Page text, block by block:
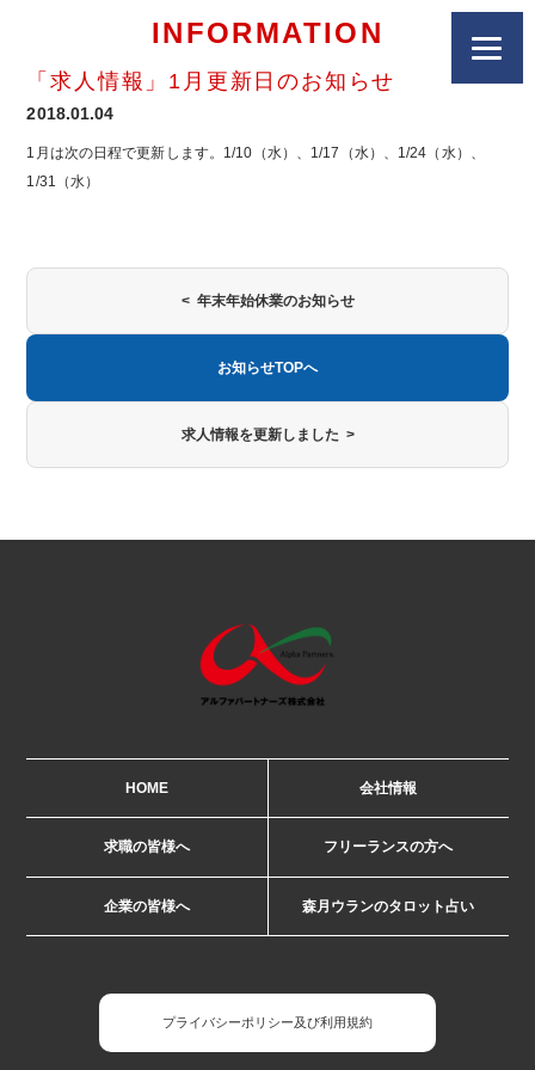
INFORMATION
「求人情報」1月更新日のお知らせ
2018.01.04
1月は次の日程で更新します。1/10（水）、1/17（水）、1/24（水）、
1/31（水）
< 年末年始休業のお知らせ
お知らせTOPへ
求人情報を更新しました >
HOME 会社情報
求職の皆様へ フリーランスの方へ
企業の皆様へ 森月ウランのタロット占い
プライバシーポリシー及び利用規約